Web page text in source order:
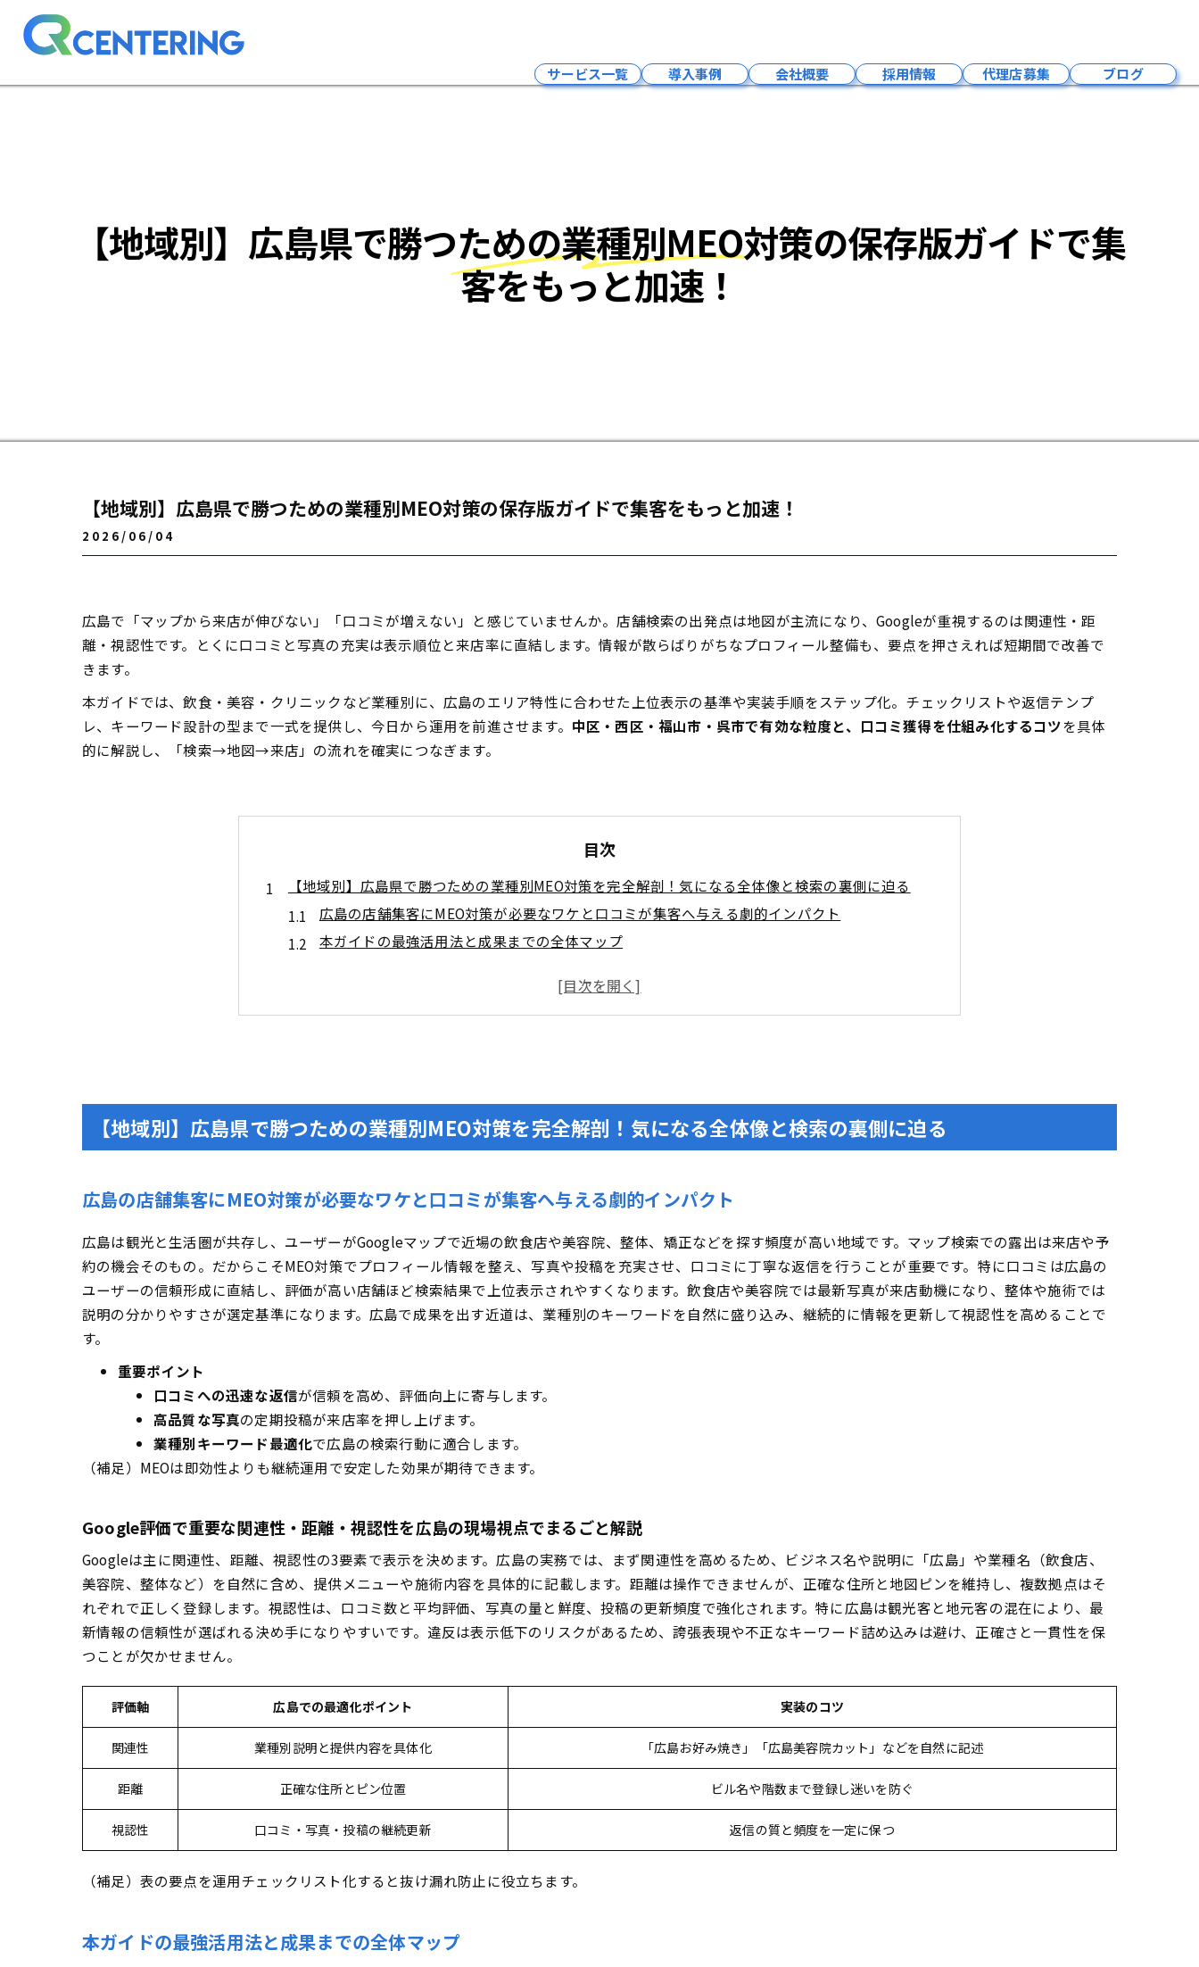
サービス一覧
LLMO×MEO対策
LLMO×HP制作
予約システム
導入事例 会社概要 採用情報
社員紹介
事業内容
代理店募集 ブログ
【地域別】広島県で勝つための業種別MEO対策の保存版ガイドで集
客をもっと加速！
【地域別】広島県で勝つための業種別MEO対策の保存版ガイドで集客をもっと加速！
2026/06/04
広島で「マップから来店が伸びない」「口コミが増えない」と感じていませんか。店舗検索の出発点は地図が主流になり、Googleが重視するのは関連性・距
離・視認性です。とくに口コミと写真の充実は表示順位と来店率に直結します。情報が散らばりがちなプロフィール整備も、要点を押さえれば短期間で改善で
きます。
本ガイドでは、飲食・美容・クリニックなど業種別に、広島のエリア特性に合わせた上位表示の基準や実装手順をステップ化。チェックリストや返信テンプ
レ、キーワード設計の型まで一式を提供し、今日から運用を前進させます。 中区・西区・福山市・呉市で有効な粒度と、口コミ獲得を仕組み化するコツを具体
的に解説し、「検索→地図→来店」の流れを確実につなぎます。
目次
【地域別】広島県で勝つための業種別MEO対策を完全解剖！気になる全体像と検索の裏側に迫る
広島の店舗集客にMEO対策が必要なワケと口コミが集客へ与える劇的インパクト
本ガイドの最強活用法と成果までの全体マップ
広島で競争が激しい業種ランキングと上位表示の突破基準はこれだ
美容室・エステ・ネイル・ペットサロン必見！ビフォアアフター映像と予約導線最適化のツボ
医療とヘルスケアのMEO活用で信頼を掴む実践術
予約・案内導線強化と広域検索流入を仕留めるキーワード設計術
士業＆不動産で必須！高評価につながる口コミ＆写真活用術
リフォーム・自動車整備・引越・クリーニング業種の季節戦略と投稿設計
【地域別】広島県で勝つための業種別MEO対策による実装ステップ解説！これが王道5段階プロセス
Googleビジネスプロフィール完全最適化＆ベストカテゴリ選定法
広島の市区町村・近隣エリア攻略！MEOキーワード戦略のすべて
中区・西区・安佐南区・安芸区・福山市・呉市の粒度最適化と複合キーワードの極意
近隣エリアから集客を狙う！広域ワード設計テクニック
料金形態・契約期間・対応範囲・管理画面…失敗しない評価基準
成果報酬・月額プランの賢い選び方＆注意したい落とし穴
すぐできる！MEO対策の失敗回避チェックリストと即効改善アクション
広島の店舗が陥りがちなNG設定ミス・写真更新ストップを未然に防ぐ！
今日から効果を実感！投稿カレンダー＆口コミ依頼カード活用術
広島で口コミを劇的に増やすイマドキの方法＆低評価賢く活用法
写真・動画の最適頻度＆映える内容・効果測定の裏ワザ
【地域別】広島県で勝つための業種別MEO対策を完全解剖！気になる全体像と検索の裏側に迫る
広島の店舗集客にMEO対策が必要なワケと口コミが集客へ与える劇的インパクト
広島は観光と生活圏が共存し、ユーザーがGoogleマップで近場の飲食店や美容院、整体、矯正などを探す頻度が高い地域です。マップ検索での露出は来店や予
約の機会そのもの。だからこそMEO対策でプロフィール情報を整え、写真や投稿を充実させ、口コミに丁寧な返信を行うことが重要です。特に口コミは広島の
ユーザーの信頼形成に直結し、評価が高い店舗ほど検索結果で上位表示されやすくなります。飲食店や美容院では最新写真が来店動機になり、整体や施術では
説明の分かりやすさが選定基準になります。広島で成果を出す近道は、業種別のキーワードを自然に盛り込み、継続的に情報を更新して視認性を高めることで
す。
重要ポイント
口コミへの迅速な返信が信頼を高め、評価向上に寄与します。
高品質な写真の定期投稿が来店率を押し上げます。
業種別キーワード最適化で広島の検索行動に適合します。
（補足）MEOは即効性よりも継続運用で安定した効果が期待できます。
Google評価で重要な関連性・距離・視認性を広島の現場視点でまるごと解説
Googleは主に関連性、距離、視認性の3要素で表示を決めます。広島の実務では、まず関連性を高めるため、ビジネス名や説明に「広島」や業種名（飲食店、
美容院、整体など）を自然に含め、提供メニューや施術内容を具体的に記載します。距離は操作できませんが、正確な住所と地図ピンを維持し、複数拠点はそ
れぞれで正しく登録します。視認性は、口コミ数と平均評価、写真の量と鮮度、投稿の更新頻度で強化されます。特に広島は観光客と地元客の混在により、最
新情報の信頼性が選ばれる決め手になりやすいです。違反は表示低下のリスクがあるため、誇張表現や不正なキーワード詰め込みは避け、正確さと一貫性を保
つことが欠かせません。
評価軸 広島での最適化ポイント 実装のコツ
関連性 業種別説明と提供内容を具体化 「広島お好み焼き」「広島美容院カット」などを自然に記述
距離 正確な住所とピン位置 ビル名や階数まで登録し迷いを防ぐ
視認性 口コミ・写真・投稿の継続更新 返信の質と頻度を一定に保つ
（補足）表の要点を運用チェックリスト化すると抜け漏れ防止に役立ちます。
本ガイドの最強活用法と成果までの全体マップ